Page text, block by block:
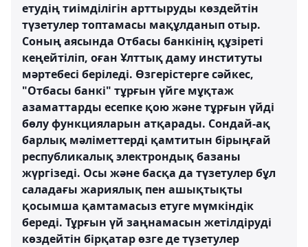
етудің тиімділігін арттыруды көздейтін
түзетулер топтамасы мақұлданып отыр.
Соның аясында Отбасы банкінің құзіреті
кеңейтіліп, оған Ұлттық даму институты
мәртебесі беріледі. Өзгерістерге сәйкес,
"Отбасы банкі" тұрғын үйге мұқтаж
азаматтарды есепке қою және тұрғын үйді
бөлу функцияларын атқарады. Сондай-ақ
барлық мәліметтерді қамтитын бірыңғай
республикалық электрондық базаны
жүргізеді. Осы және басқа да түзетулер бұл
саладағы жариялық пен ашықтықты
қосымша қамтамасыз етуге мүмкіндік
береді. Тұрғын үй заңнамасын жетілдіруді
көздейтін бірқатар өзге де түзетулер